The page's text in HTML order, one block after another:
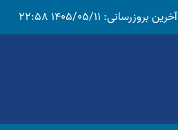
آخرین بروزرسانی: 1405/05/11 22:58